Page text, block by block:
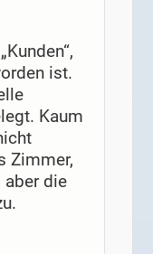
ist.
Kaum
Zimmer,
aber die